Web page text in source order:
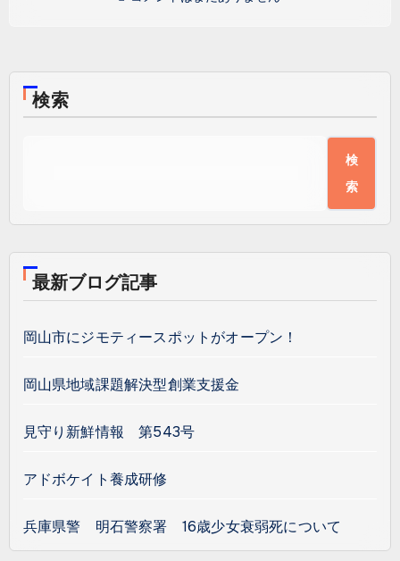
検索
検
索
最新ブログ記事
岡山市にジモティースポットがオープン！
岡山県地域課題解決型創業支援金
見守り新鮮情報 第543号
アドボケイト養成研修
兵庫県警 明石警察署 16歳少女衰弱死について